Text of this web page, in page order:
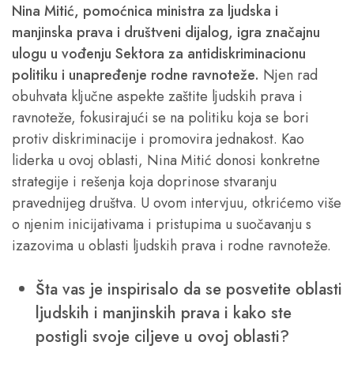
Nina Mitić, pomoćnica ministra za ljudska i
manjinska prava i društveni dijalog, igra značajnu
ulogu u vođenju Sektora za antidiskriminacionu
politiku i unapređenje rodne ravnoteže. Njen rad
obuhvata ključne aspekte zaštite ljudskih prava i
ravnoteže, fokusirajući se na politiku koja se bori
protiv diskriminacije i promovira jednakost. Kao
liderka u ovoj oblasti, Nina Mitić donosi konkretne
strategije i rešenja koja doprinose stvaranju
pravednijeg društva. U ovom intervjuu, otkrićemo više
o njenim inicijativama i pristupima u suočavanju s
izazovima u oblasti ljudskih prava i rodne ravnoteže.
Šta vas je inspirisalo da se posvetite oblasti
ljudskih i manjinskih prava i kako ste
postigli svoje ciljeve u ovoj oblasti?